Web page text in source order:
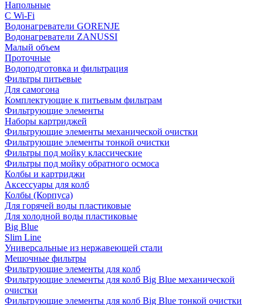
Напольные
С Wi-Fi
Водонагреватели GORENJE
Водонагреватели ZANUSSI
Малый объем
Проточные
Водоподготовка и фильтрация
Фильтры питьевые
Для самогона
Комплектующие к питьевым фильтрам
Фильтрующие элементы
Наборы картриджей
Фильтрующие элементы механической очистки
Фильтрующие элементы тонкой очистки
Фильтры под мойку классические
Фильтры под мойку обратного осмоса
Колбы и картриджи
Аксессуары для колб
Колбы (Корпуса)
Для горячей воды пластиковые
Для холодной воды пластиковые
Big Blue
Slim Line
Универсальные из нержавеющей стали
Мешочные фильтры
Фильтрующие элементы для колб
Фильтрующие элементы для колб Big Blue механической
очистки
Фильтрующие элементы для колб Big Blue тонкой очистки